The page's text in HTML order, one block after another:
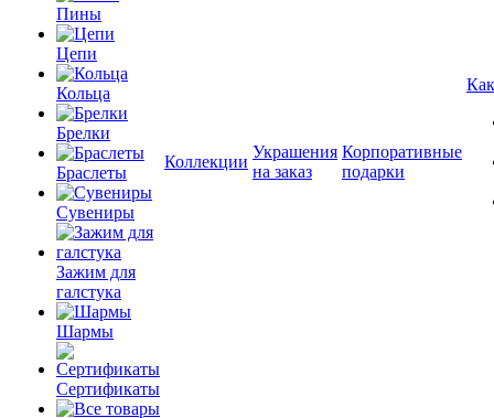
Пины
Цепи
Кольца
Брелки
Браслеты
Сувениры
Зажим для
галстука
Шармы
Сертификаты
Коллекции
Украшения
на заказ
Корпоративные
подарки